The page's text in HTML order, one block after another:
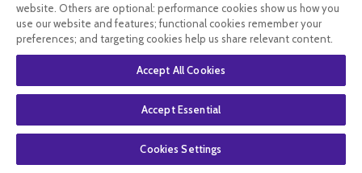
New Nordic
cranberry 30
New Nordic
vinaigre de
comprimés
website. Others are optional: performance cookies show us how you
use our website and features; functional cookies remember your
preferences; and targeting cookies help us share relevant content.
Accept All Cookies
Accept Essential
Cookies Settings